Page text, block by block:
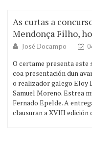
As curtas a
Mendonça Filho,
José Docampo
O certame presenta este
coa presentación dun
o realizador galego Eloy
Samuel Moreno. Estrea
Fernado Epelde. A
clausuran a XVIII edición